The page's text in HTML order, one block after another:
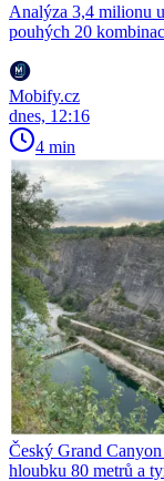
Analýza 3,4 milionu
pouhých 20
Mobify.cz
dnes, 12:16
4 min
Český Grand
hloubku 80 metrů a